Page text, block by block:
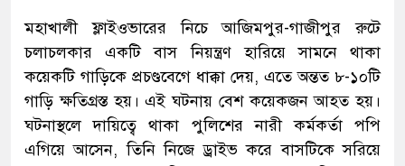
মহাখালী ফ্লাইওভারের নিচে আজিমপুর-গাজীপুর রুটে
চলাচলকার একটি বাস নিয়ন্ত্রণ হারিয়ে সামনে থাকা
কয়েকটি গাড়িকে প্রচণ্ডবেগে ধাক্কা দেয়, এতে অন্তত ৮-১০টি
গাড়ি ক্ষতিগ্রস্ত হয়। এই ঘটনায় বেশ কয়েকজন আহত হয়।
ঘটনাস্থলে দায়িত্বে থাকা পুলিশের নারী কর্মকর্তা পপি
এগিয়ে আসেন, তিনি নিজে ড্রাইভ করে বাসটিকে সরিয়ে